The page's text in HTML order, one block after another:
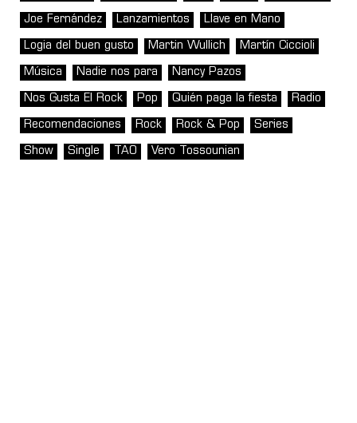
Joe Fernández Lanzamientos Llave en Mano
Logia del buen gusto Martin Wullich Martín Ciccioli
Música Nadie nos para Nancy Pazos
Nos Gusta El Rock Pop Quién paga la fiesta Radio
Recomendaciones Rock Rock & Pop Series
Show Single TAO Vero Tossounian